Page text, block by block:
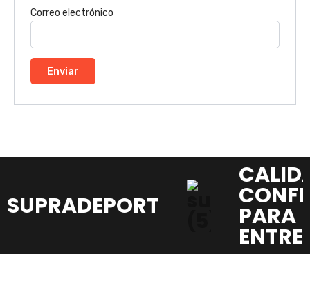
Correo electrónico
SUPRADEPORT PARA